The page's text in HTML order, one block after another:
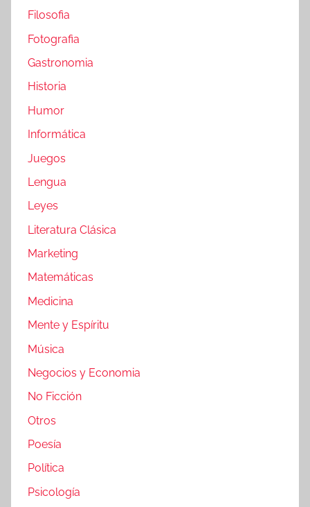
Filosofia
Fotografia
Gastronomia
Historia
Humor
Informática
Juegos
Lengua
Leyes
Literatura Clásica
Marketing
Matemáticas
Medicina
Mente y Espíritu
Música
Negocios y Economia
No Ficción
Otros
Poesía
Política
Psicología